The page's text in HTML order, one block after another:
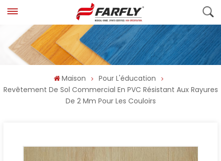
Maison
Pour L'éducation
Revêtement De Sol Commercial En PVC Résistant Aux Rayures
De 2 Mm Pour Les Couloirs